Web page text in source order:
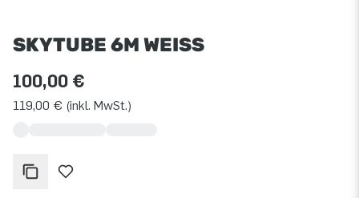
SKYTUBE 6M WEISS
100,00 €
119,00 € (inkl. MwSt.)